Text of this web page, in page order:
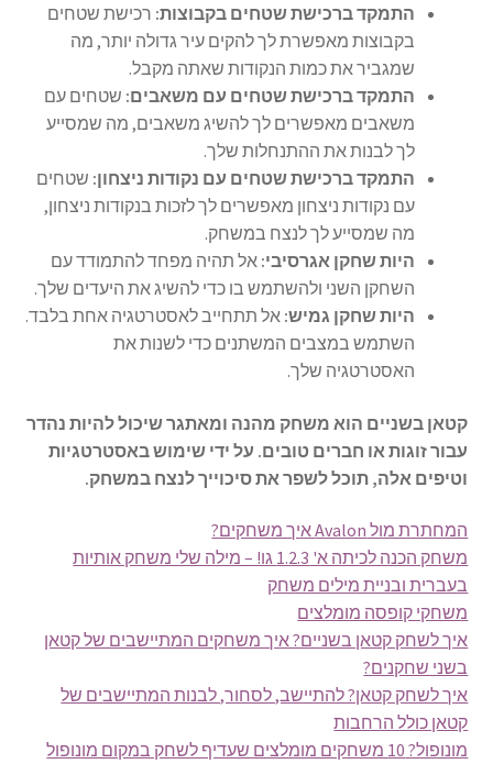
התמקד ברכישת שטחים בקבוצות: רכישת שטחים
בקבוצות מאפשרת לך להקים עיר גדולה יותר, מה
שמגביר את כמות הנקודות שאתה מקבל.
התמקד ברכישת שטחים עם משאבים: שטחים עם
משאבים מאפשרים לך להשיג משאבים, מה שמסייע
לך לבנות את ההתנחלות שלך.
התמקד ברכישת שטחים עם נקודות ניצחון: שטחים
עם נקודות ניצחון מאפשרים לך לזכות בנקודות ניצחון,
מה שמסייע לך לנצח במשחק.
היות שחקן אגרסיבי: אל תהיה מפחד להתמודד עם
השחקן השני ולהשתמש בו כדי להשיג את היעדים שלך.
היות שחקן גמיש: אל תתחייב לאסטרטגיה אחת בלבד.
השתמש במצבים המשתנים כדי לשנות את
האסטרטגיה שלך.
קטאן בשניים הוא משחק מהנה ומאתגר שיכול להיות נהדר
עבור זוגות או חברים טובים. על ידי שימוש באסטרטגיות
וטיפים אלה, תוכל לשפר את סיכוייך לנצח במשחק.
המחתרת מול Avalon איך משחקים?
משחק הכנה לכיתה א' 1.2.3 גו! – מילה שלי משחק אותיות
בעברית ובניית מילים משחק
משחקי קופסה מומלצים
איך לשחק קטאן בשניים? איך משחקים המתיישבים של קטאן
בשני שחקנים?
איך לשחק קטאן? להתיישב, לסחור, לבנות המתיישבים של
קטאן כולל הרחבות
מונופול? 10 משחקים מומלצים שעדיף לשחק במקום מונופול